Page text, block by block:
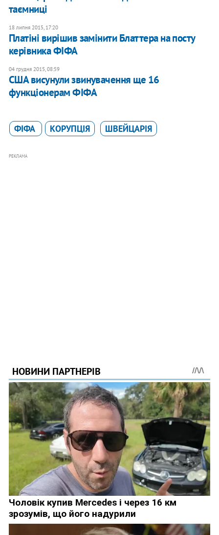
таємниці
18 липня 2015, 17:20
Платіні вирішив замінити Блаттера на посту
керівника ФІФА
04 грудня 2015, 08:59
США висунули звинувачення ще 16
функціонерам ФІФА
ФІФА КОРУПЦІЯ ШВЕЙЦАРІЯ
РЕКЛАМА